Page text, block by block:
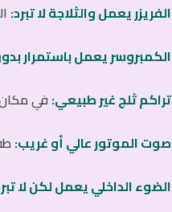
الفريزر يعمل والثلاجة لا تبرد:
الكمبروسر يعمل باستمرار
تراكم ثلج غير طبيعي: في
صوت الموتور عالي أو غريب:
الضوء الداخلي يعمل لكن لا